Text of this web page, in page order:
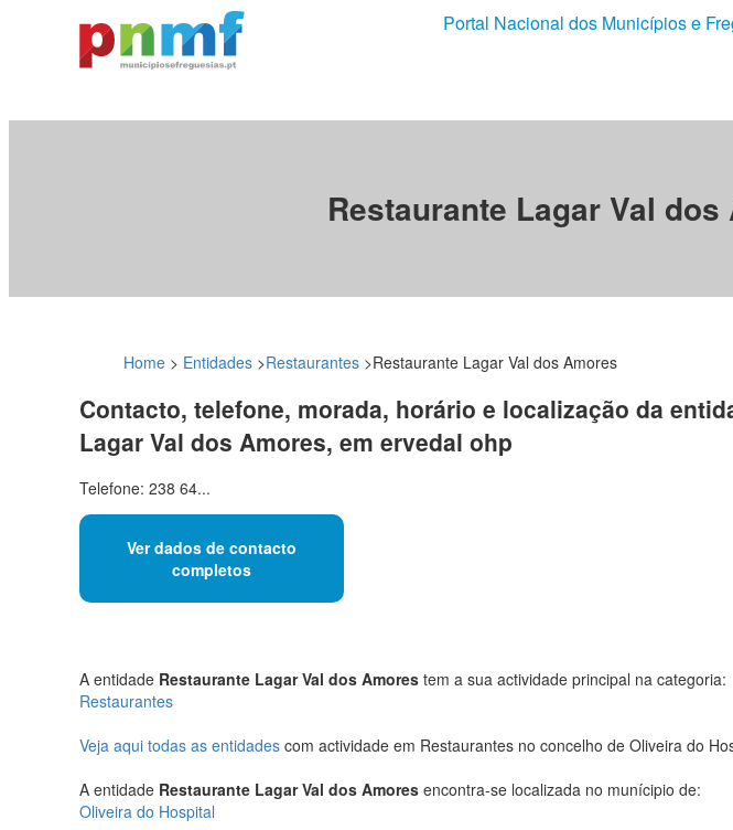
Portal Nacional dos Municípios e
Restaurante Lagar Val
Home > Entidades >Restaurantes >Restaurante Lagar Val dos Amores
Contacto, telefone, morada, horário e localização da
Lagar Val dos Amores, em ervedal ohp
Telefone: 238 64...
Ver dados de contacto
completos
A entidade Restaurante Lagar Val dos Amores tem a sua actividade principal na categoria:
Restaurantes
Veja aqui todas as entidades com actividade em Restaurantes no concelho de Oliveira do
A entidade Restaurante Lagar Val dos Amores encontra-se localizada no munícipio de:
Oliveira do Hospital